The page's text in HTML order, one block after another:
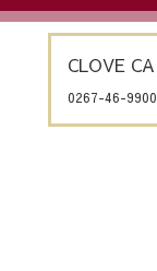
CLOVE
0267-46-9900